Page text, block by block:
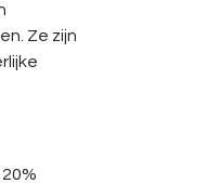
Ze zijn